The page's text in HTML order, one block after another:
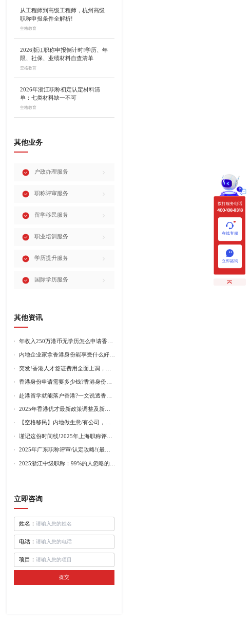
拨打服务电话
400-108-8318
在线客服
立即咨询
从工程师到高级工程师，杭州高级
职称申报条件全解析!
空格教育
2026浙江职称申报倒计时!学历、年
限、社保、业绩材料自查清单
空格教育
2026年浙江职称初定认定材料清
单：七类材料缺一不可
空格教育
其他业务
户政办理服务
职称评审服务
留学移民服务
职业培训服务
学历提升服务
国际学历服务
其他资讯
内地企业家拿香港身份能享受什么好处?哪种申请途径更适合企业家?
【空格移民】内地做生意/有公司，学历不高怎么办理香港身份?
立即咨询
姓名：
电话：
项目：
提交